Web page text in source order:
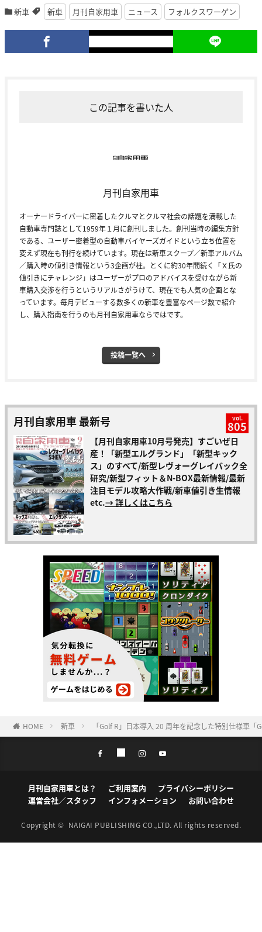
新車 新車 月刊自家用車 ニュース フォルクスワーゲン
この記事を書いた人
月刊自家用車
オーナードライバーに密着したクルマとクルマ社会の話題を満載した
自動車専門誌として1959年１月に創刊しました。創刊当時の編集方針
である、ユーザー密着型の自動車バイヤーズガイドという立ち位置を
変えず現在も刊行を続けています。現在は新車スクープ／新車アルバム
／購入時の値引き情報という3企画が柱。とくに約30年間続く「Ｘ氏の
値引きにチャレンジ」はユーザーがプロのアドバイスを受けながら新
車購入交渉を行うというリアルさがうけて、現在でも人気の企画とな
っています。毎月デビューする数多くの新車を豊富なページ数で紹介
し、購入指南を行うのも月刊自家用車ならではです。
投稿一覧へ
月刊自家用車 最新号 vol.
805
【月刊自家用車10月号発売】すごいぜ日
産！「新型エルグランド」「新型キック
ス」のすべて/新型レヴォーグレイバック全
研究/新型フィット＆N-BOX最新情報/最新
注目モデル攻略大作戦/新車値引き生情報
etc.→ 詳しくはこちら
HOME 新車 「Golf R」日本導入 20 周年を記念した特別仕様車「
月刊自家用車とは？ ご利用案内
プライバシーポリシー
運営会社／スタッフ
インフォメーション お問い合わせ
Copyright © NAIGAI PUBLISHING CO.,LTD. All rights reserved.